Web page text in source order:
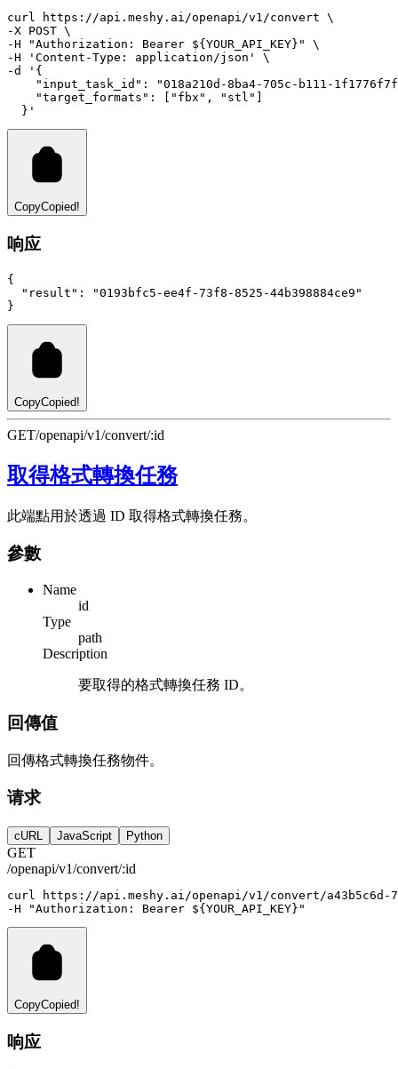
curl https://api.meshy.ai/openapi/v1/convert \
-X POST \
-H
"Authorization: Bearer ${YOUR_API_KEY}"
\
-H
'Content-Type: application/json'
\
-d
'{
"input_task_id": "018a210d-8ba4-705c-b111-
    "target_formats": ["fbx", "stl"]
  }'
CopyCopied!
响应
{
"result" :
"0193bfc5-ee4f-73f8-8525-44b398884ce9"
}
CopyCopied!
GET/openapi/v1/convert/:id
取得格式轉換任務
此端點用於透過 ID 取得格式轉換任務。
參數
Name
id
Type
path
Description
要取得的格式轉換任務 ID。
回傳值
回傳格式轉換任務物件。
请求
cURL JavaScript Python
GET
/openapi/v1/convert/:id
curl
https://api.meshy.ai/openapi/v1/convert/a43b5c6d-
-H
"Authorization: Bearer ${YOUR_API_KEY}"
CopyCopied!
响应